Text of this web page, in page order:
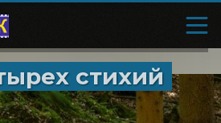
стихий